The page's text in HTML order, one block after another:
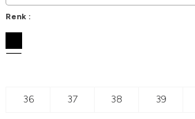
Renk :
36 37 38 39